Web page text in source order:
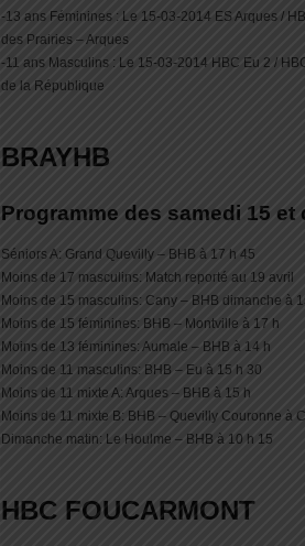
-13 ans Féminines : Le 15-03-2014 ES Arques /
des Prairies – Arques
-11 ans Masculins : Le 15-03-2014 HBC Eu 2 /
de la République
BRAYHB
Programme des samedi 15 et
Séniors A: Grand Quevilly – BHB à 17 h 45
Moins de 17 masculins: Match reporté au 19 avril
Moins de 15 masculins: Cany – BHB dimanche à
Moins de 15 féminines: BHB – Montville à 17 h
Moins de 13 féminines: Aumale – BHB à 14 h
Moins de 11 masculins: BHB – Eu à 15 h 30
Moins de 11 mixte A: Arques – BHB à 15 h
Moins de 11 mixte B: BHB – Quevilly Couronne à
Dimanche matin: Le Houlme – BHB à 10 h 15
HBC FOUCARMONT